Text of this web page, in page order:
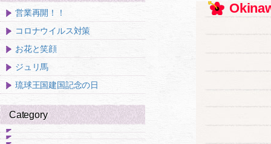
営業再開！！
コロナウイルス対策
お花と笑顔
ジュリ馬
琉球王国建国記念の日
Category